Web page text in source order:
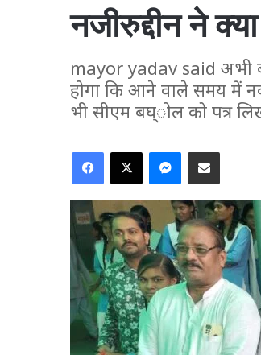
नजीरुद्दीन ने
mayor yadav said अभी
होगा कि आने वाले समय में
भी सीएम बघ्ोल को पत्र
Facebook
X MessengerShare via Email